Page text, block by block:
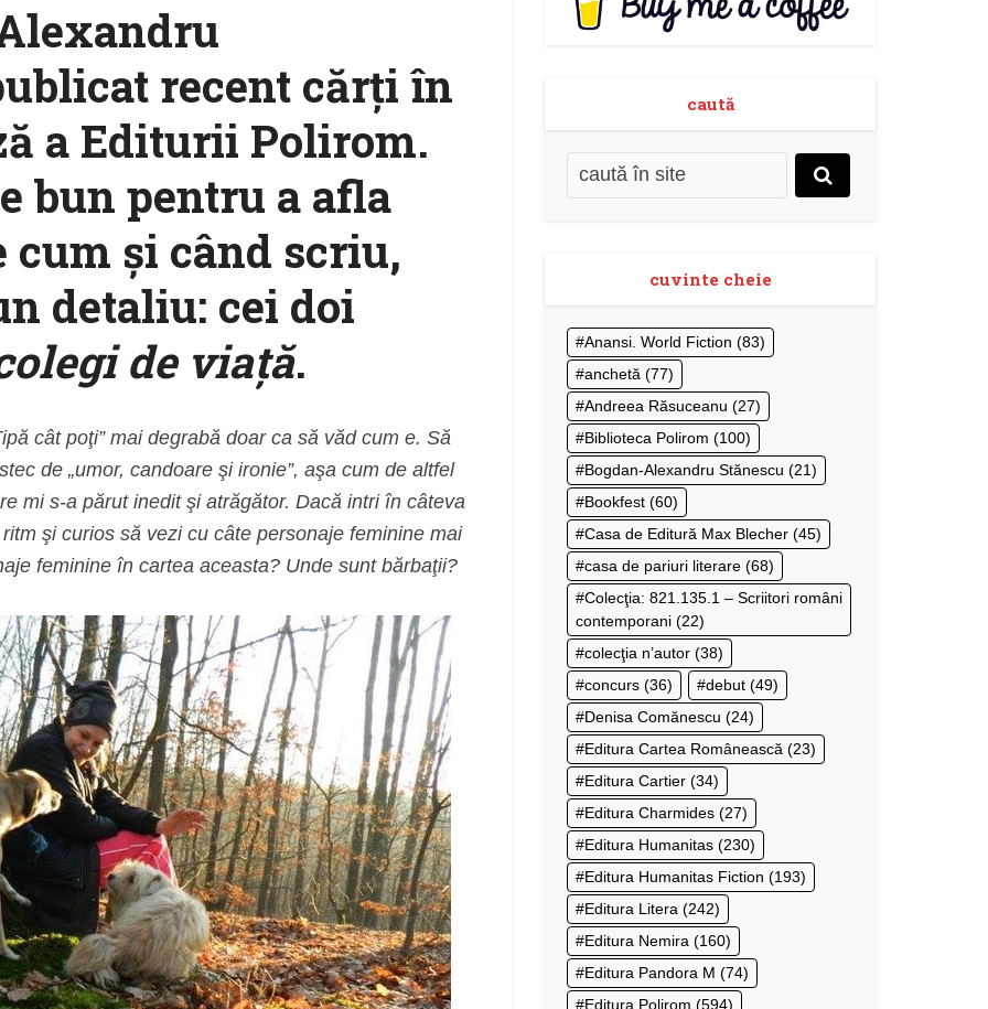
recent cărţi în
a Editurii Polirom.
bun pentru a afla
cum şi când scriu,
detaliu: cei doi
de viaţă.
cât poţi” mai degrabă doar ca să văd cum e. Să
de „umor, candoare şi ironie”, aşa cum de altfel
mi s-a părut inedit şi atrăgător. Dacă intri în câteva
şi curios să vezi cu câte personaje feminine mai
feminine în cartea aceasta? Unde sunt bărbaţii?
caută
cuvinte cheie
Anansi. World Fiction (83)
anchetă (77)
Andreea Răsuceanu (27)
Biblioteca Polirom (100)
Bogdan-Alexandru Stănescu (21)
Bookfest (60)
Casa de Editură Max Blecher (45)
casa de pariuri literare (68)
Colecţia: 821.135.1 – Scriitori români
contemporani (22)
colecţia n’autor (38)
concurs (36) debut (49)
Denisa Comănescu (24)
Editura Cartea Românească (23)
Editura Cartier (34)
Editura Charmides (27)
Editura Humanitas (230)
Editura Humanitas Fiction (193)
Editura Litera (242)
Editura Nemira (160)
Editura Pandora M (74)
Editura Polirom (594)